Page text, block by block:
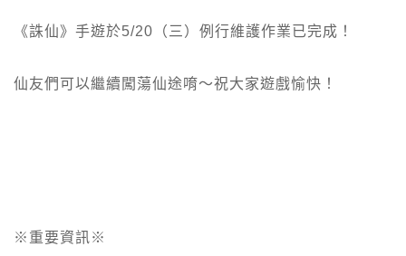
《誅仙》手遊於5/20（三）例行維護作業已完成！
仙友們可以繼續闖蕩仙途唷～祝大家遊戲愉快！
※重要資訊※